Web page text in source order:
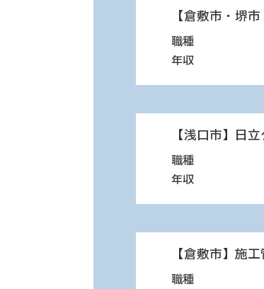
【倉敷市・堺
職種
年収
【浅口市】日
職種
年収
【倉敷市】施
職種